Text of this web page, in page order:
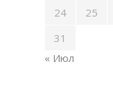
24
25
31
« Июл